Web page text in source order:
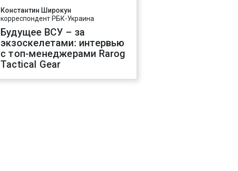
Константин Широкун
корреспондент РБК-Украина
Будущее ВСУ – за
экзоскелетами: интервью
с топ-менеджерами Rarog
Tactical Gear